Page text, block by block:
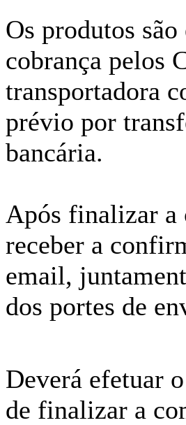
Os produtos são
cobrança pelos
transportadora
prévio por
bancária.
Após finalizar a
receber a
email,
dos portes de
Deverá efetuar
de finalizar a